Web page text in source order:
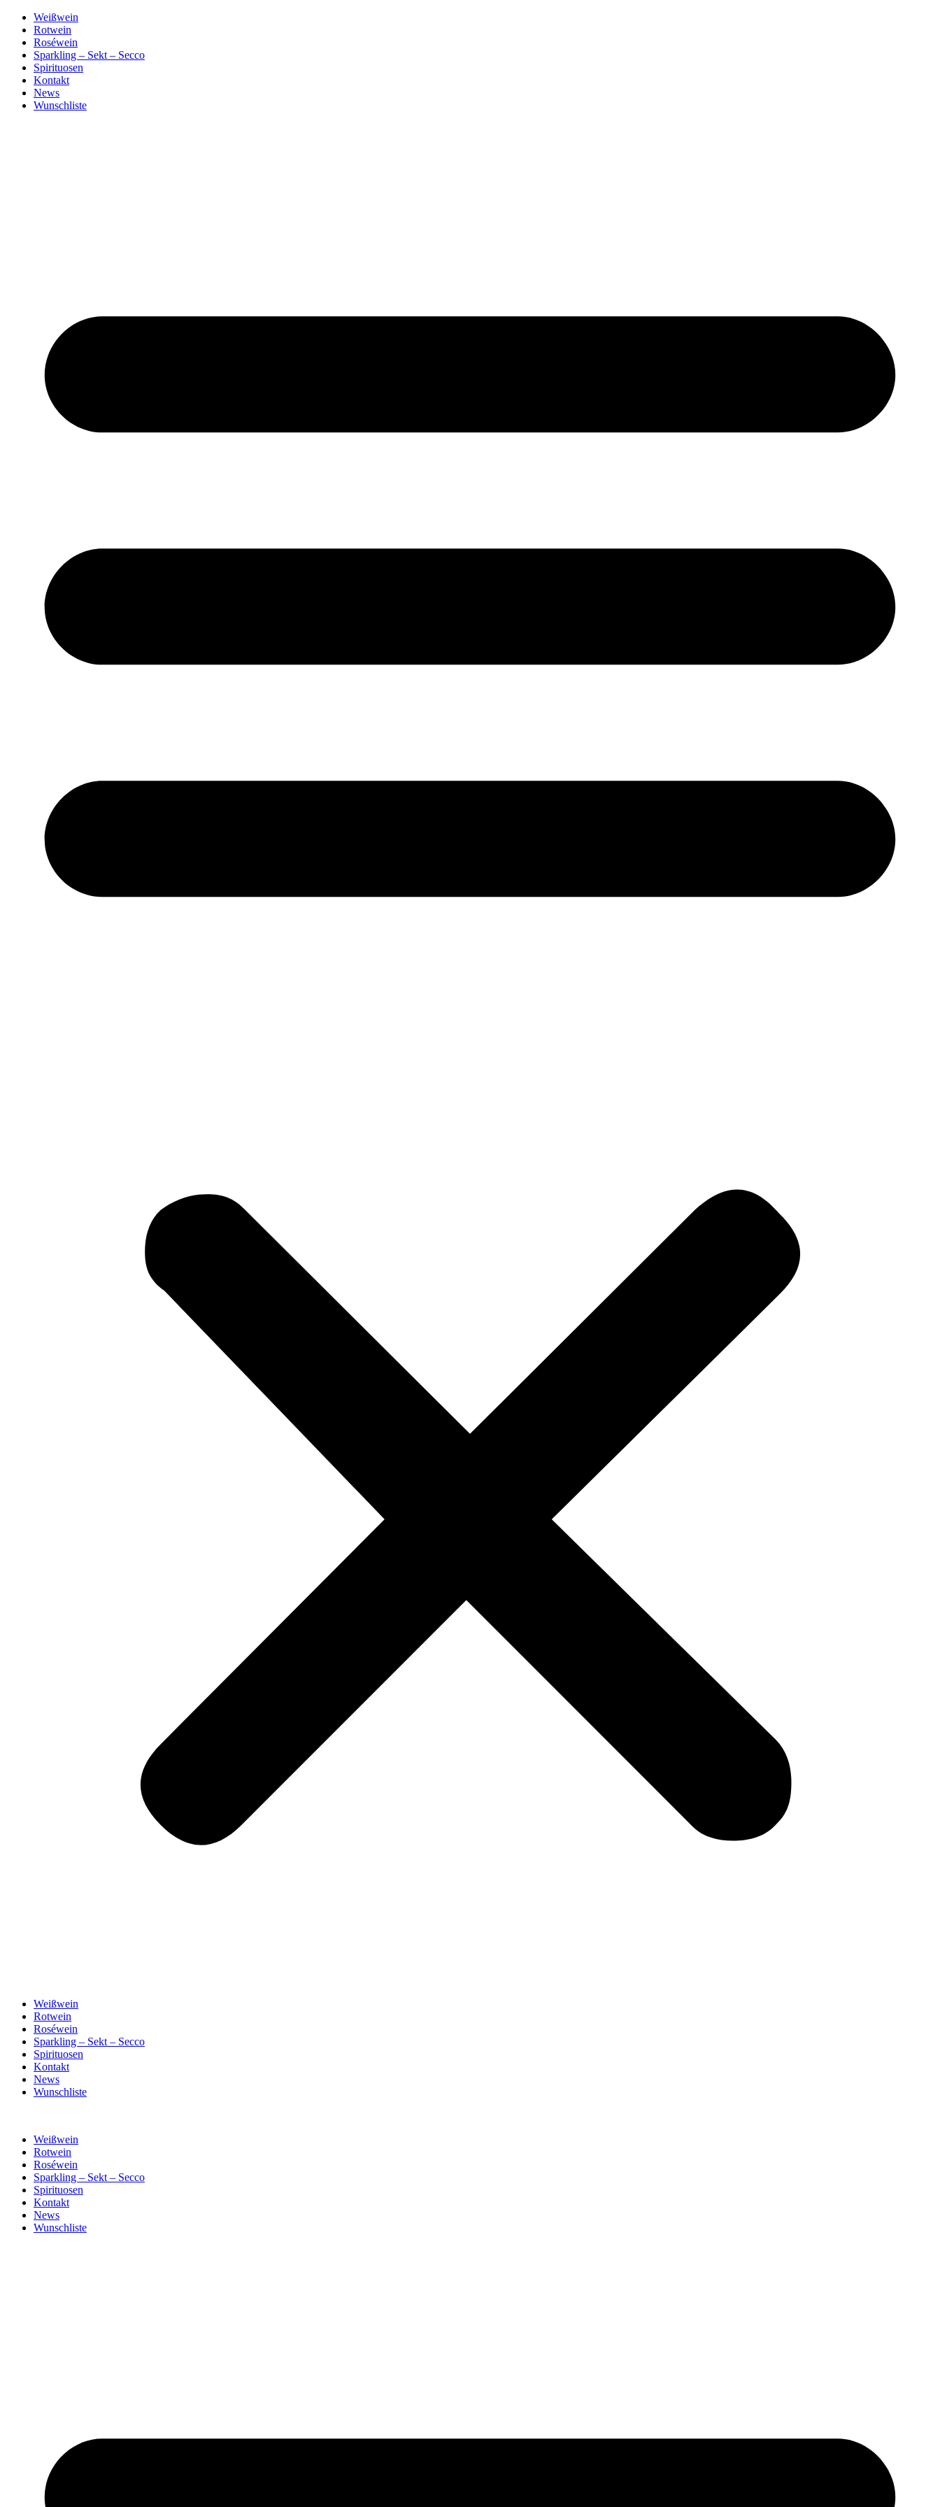
Zum
Inhalt
springen
Weißwein
Rotwein
Roséwein
Sparkling – Sekt – Secco
Spirituosen
Kontakt
News
Wunschliste
Weißwein
Rotwein
Roséwein
Sparkling – Sekt – Secco
Spirituosen
Kontakt
News
Wunschliste
Weißwein
Rotwein
Roséwein
Sparkling – Sekt – Secco
Spirituosen
Kontakt
News
Wunschliste